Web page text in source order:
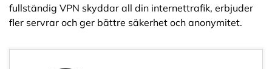
fullständig VPN skyddar all din internettrafik, erbjuder
fler servrar och ger bättre säkerhet och anonymitet.